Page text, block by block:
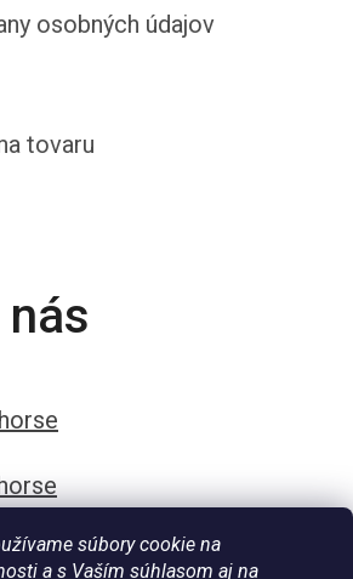
súbory cookie na
a s Vaším súhlasom aj na
osobných údajov
tovaru